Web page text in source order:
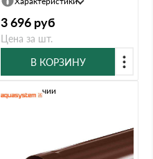
3 696 руб
Цена за шт.
В КОРЗИНУ
В наличии